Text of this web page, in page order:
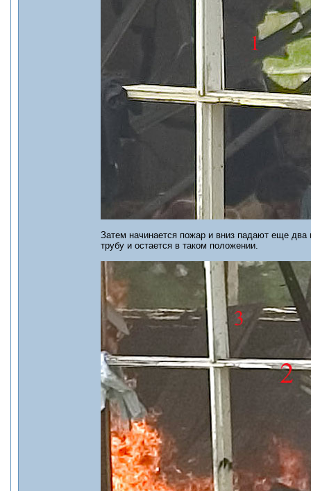
Затем начинается пожар и вниз падают еще
трубу и остается в таком положении.